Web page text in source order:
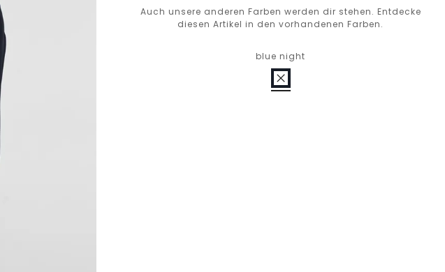
Auch unsere anderen Farben werden dir stehen. Entdecke
diesen Artikel in den vorhandenen Farben.
blue night